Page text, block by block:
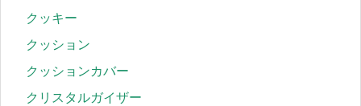
クッキー
クッション
クッションカバー
クリスタルガイザー